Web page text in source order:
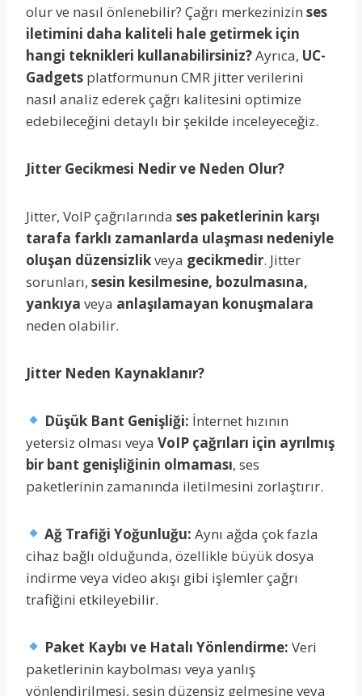
olur ve nasıl önlenebilir? Çağrı merkezinizin ses
iletimini daha kaliteli hale getirmek için
hangi teknikleri kullanabilirsiniz?Ayrıca, UC-
Gadgets platformunun CMR jitter verilerini
nasıl analiz ederek çağrı kalitesini optimize
edebileceğini detaylı bir şekilde inceleyeceğiz.
Jitter Gecikmesi Nedir ve Neden Olur?
Jitter, VoIP çağrılarında ses paketlerinin karşı
tarafa farklı zamanlarda ulaşması nedeniyle
oluşan düzensizlikveya gecikmedir. Jitter
sorunları, sesin kesilmesine, bozulmasına,
yankıya veya anlaşılamayan konuşmalara
neden olabilir.
Jitter Neden Kaynaklanır?
Düşük Bant Genişliği: İnternet hızının
yetersiz olması veya VoIP çağrıları için ayrılmış
bir bant genişliğinin olmaması, ses
paketlerinin zamanında iletilmesini zorlaştırır.
Ağ Trafiği Yoğunluğu: Aynı ağda çok fazla
cihaz bağlı olduğunda, özellikle büyük dosya
indirme veya video akışı gibi işlemler çağrı
trafiğini etkileyebilir.
Paket Kaybı ve Hatalı Yönlendirme: Veri
paketlerinin kaybolması veya yanlış
yönlendirilmesi, sesin düzensiz gelmesine veya